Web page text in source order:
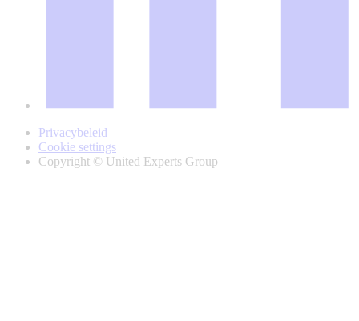
Privacybeleid
Cookie settings
Copyright © United Experts Group